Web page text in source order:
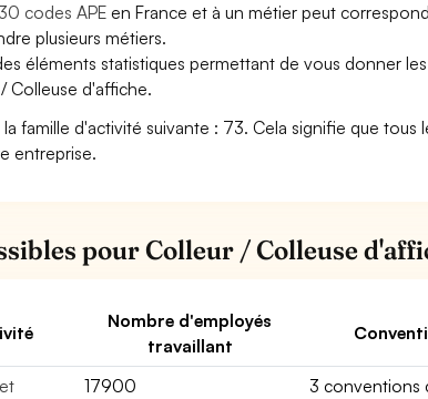
codes APE en France et à un métier peut
plusieurs métiers.
éléments statistiques permettant de vous donner
Colleuse d'affiche.
famille d'activité suivante : 73. Cela signifie que tous
entreprise.
pour Colleur / Colleuse
Nombre d'employés
travaillant
17900
3 conventions